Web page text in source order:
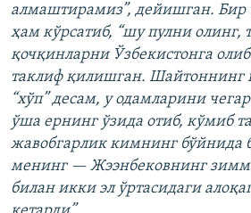
алмаштирамиз”, дейишган. Бир
ҳам кўрсатиб, “шу пулни олинг,
қочқинларни Ўзбекистонга
таклиф қилишган. Шайтоннинг
“хўп” десам, у одамларини
ўша ернинг ўзида отиб, кўмиб
жавобгарлик кимнинг бўйнида
менинг — Жээнбековнинг
билан икки эл ўртасидаги